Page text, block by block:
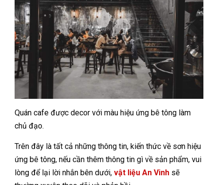
Quán cafe được decor với màu hiệu ứng bê tông làm
chủ đạo.
Trên đây là tất cả những thông tin, kiến thức về sơn hiệu
ứng bê tông, nếu cần thêm thông tin gì về sản phẩm, vui
lòng để lại lời nhắn bên dưới, vật liệu An Vinh sẽ